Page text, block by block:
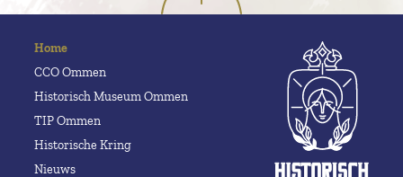
Home
CCO Ommen
Historisch Museum Ommen
TIP Ommen
Historische Kring
Nieuws